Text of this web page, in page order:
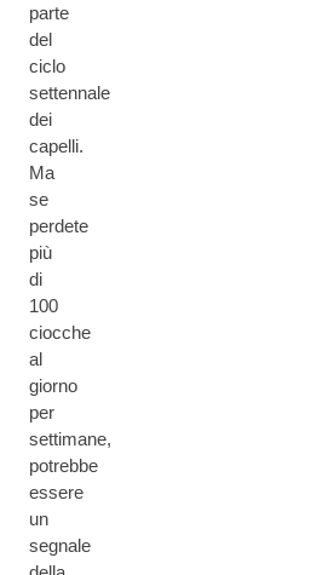
parte
del
ciclo
settennale
dei
capelli.
Ma
se
perdete
più
di
100
ciocche
al
giorno
per
settimane,
potrebbe
essere
un
segnale